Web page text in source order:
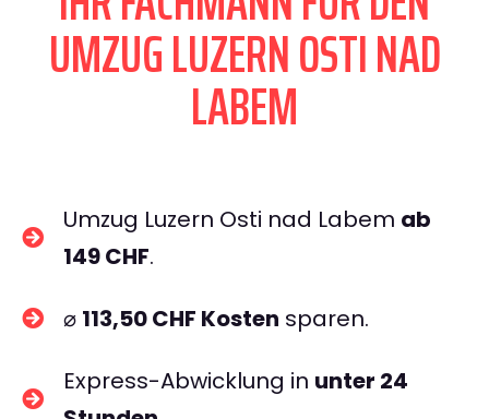
UMZUG LUZERN OSTI NAD
LABEM
Umzug Luzern Osti nad Labem ab
149 CHF.
⌀ 113,50 CHF Kosten sparen.
Express-Abwicklung in unter 24